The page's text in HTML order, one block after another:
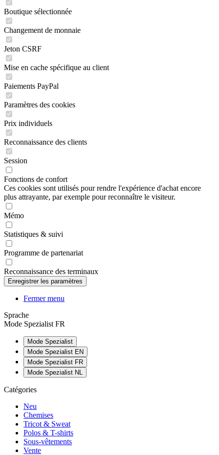
Boutique sélectionnée
Changement de monnaie
Jeton CSRF
Mise en cache spécifique au client
Paiements PayPal
Paramètres des cookies
Prix individuels
Reconnaissance des clients
Session
Fonctions de confort
Ces cookies sont utilisés pour rendre l'expérience d'achat encore
plus attrayante, par exemple pour reconnaître le visiteur.
Mémo
Statistiques & suivi
Programme de partenariat
Reconnaissance des terminaux
Fermer menu
Sprache
Mode Spezialist FR
Mode Spezialist
Mode Spezialist EN
Mode Spezialist FR
Mode Spezialist NL
Catégories
Neu
Chemises
Tricot & Sweat
Polos & T-shirts
Sous-vêtements
Vente